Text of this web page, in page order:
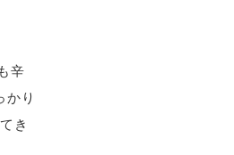
辛
かり
き